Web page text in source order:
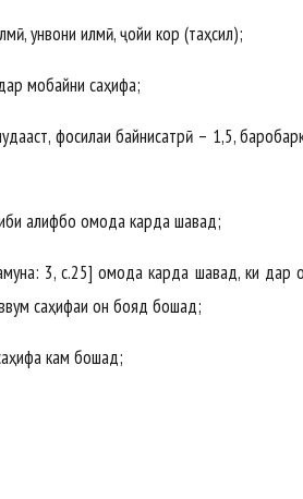
унвони илмӣ, ҷойи кор (таҳсил);
мобайни саҳифа;
фосилаи байнисатрӣ – 1,5,
алифбо омода карда шавад;
3, с.25] омода карда шавад, ки дар
саҳифаи он бояд бошад;
кам бошад;